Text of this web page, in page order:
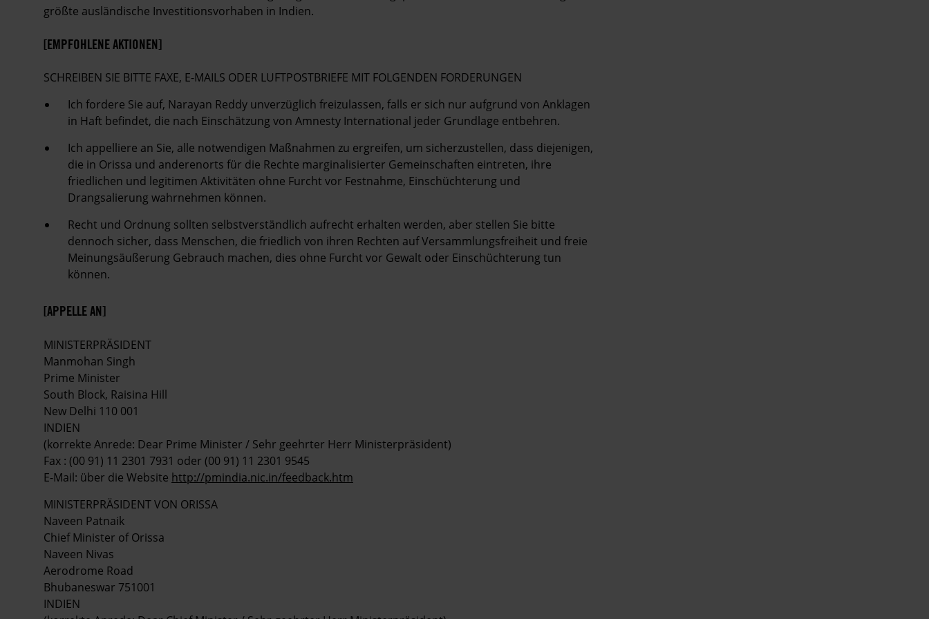
größte ausländische Investitionsvorhaben in Indien.
[EMPFOHLENE AKTIONEN]
SCHREIBEN SIE BITTE FAXE, E-MAILS ODER LUFTPOSTBRIEFE MIT FOLGENDEN FORDERUNGEN
Ich fordere Sie auf, Narayan Reddy unverzüglich freizulassen, falls er sich nur aufgrund von Anklagen
in Haft befindet, die nach Einschätzung von Amnesty International jeder Grundlage entbehren.
Ich appelliere an Sie, alle notwendigen Maßnahmen zu ergreifen, um sicherzustellen, dass diejenigen,
die in Orissa und anderenorts für die Rechte marginalisierter Gemeinschaften eintreten, ihre
friedlichen und legitimen Aktivitäten ohne Furcht vor Festnahme, Einschüchterung und
Drangsalierung wahrnehmen können.
Recht und Ordnung sollten selbstverständlich aufrecht erhalten werden, aber stellen Sie bitte
dennoch sicher, dass Menschen, die friedlich von ihren Rechten auf Versammlungsfreiheit und freie
Meinungsäußerung Gebrauch machen, dies ohne Furcht vor Gewalt oder Einschüchterung tun
können.
[APPELLE AN]
MINISTERPRÄSIDENT
Manmohan Singh
Prime Minister
South Block, Raisina Hill
New Delhi 110 001
INDIEN
(korrekte Anrede: Dear Prime Minister / Sehr geehrter Herr Ministerpräsident)
Fax : (00 91) 11 2301 7931 oder (00 91) 11 2301 9545
E-Mail: über die Website http://pmindia.nic.in/feedback.htm
MINISTERPRÄSIDENT VON ORISSA
Naveen Patnaik
Chief Minister of Orissa
Naveen Nivas
Aerodrome Road
Bhubaneswar 751001
INDIEN